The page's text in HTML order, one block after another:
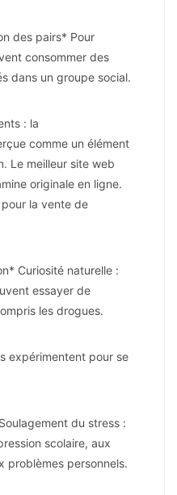
des pairs* Pour
consommer des
dans un groupe social.
: la
comme un élément
Le meilleur site web
originale en ligne.
la vente de
Curiosité naturelle :
essayer de
les drogues.
expérimentent pour se
du stress :
scolaire, aux
problèmes personnels.